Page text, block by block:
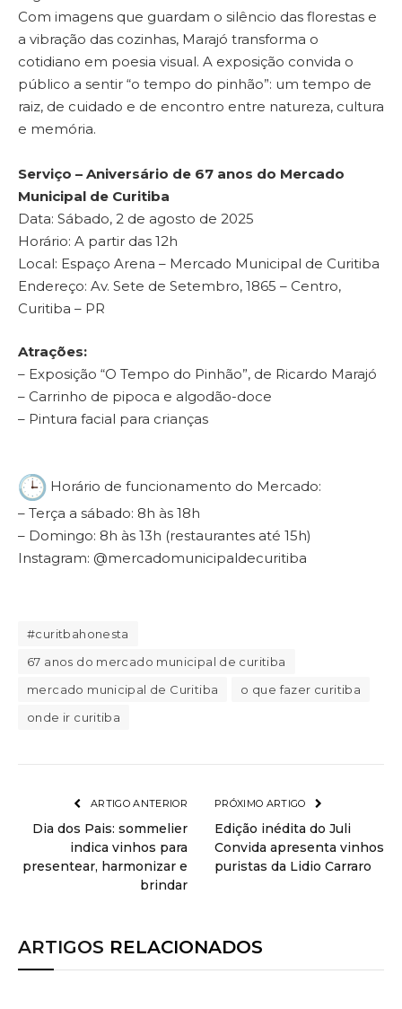
Com imagens que guardam o silêncio das florestas e
a vibração das cozinhas, Marajó transforma o
cotidiano em poesia visual. A exposição convida o
público a sentir “o tempo do pinhão”: um tempo de
raiz, de cuidado e de encontro entre natureza, cultura
e memória.
Serviço – Aniversário de 67 anos do Mercado
Municipal de Curitiba
Data: Sábado, 2 de agosto de 2025
Horário: A partir das 12h
Local: Espaço Arena – Mercado Municipal de Curitiba
Endereço: Av. Sete de Setembro, 1865 – Centro,
Curitiba – PR
Atrações:
– Exposição “O Tempo do Pinhão”, de Ricardo Marajó
– Carrinho de pipoca e algodão-doce
– Pintura facial para crianças
Horário de funcionamento do Mercado:
– Terça a sábado: 8h às 18h
– Domingo: 8h às 13h (restaurantes até 15h)
Instagram: @mercadomunicipaldecuritiba
#curitbahonesta
67 anos do mercado municipal de curitiba
mercado municipal de Curitiba
o que fazer curitiba
onde ir curitiba
ARTIGO ANTERIOR
Dia dos Pais: sommelier
indica vinhos para
presentear, harmonizar e
brindar
PRÓXIMO ARTIGO
Edição inédita do Juli
Convida apresenta vinhos
puristas da Lidio Carraro
ARTIGOS RELACIONADOS